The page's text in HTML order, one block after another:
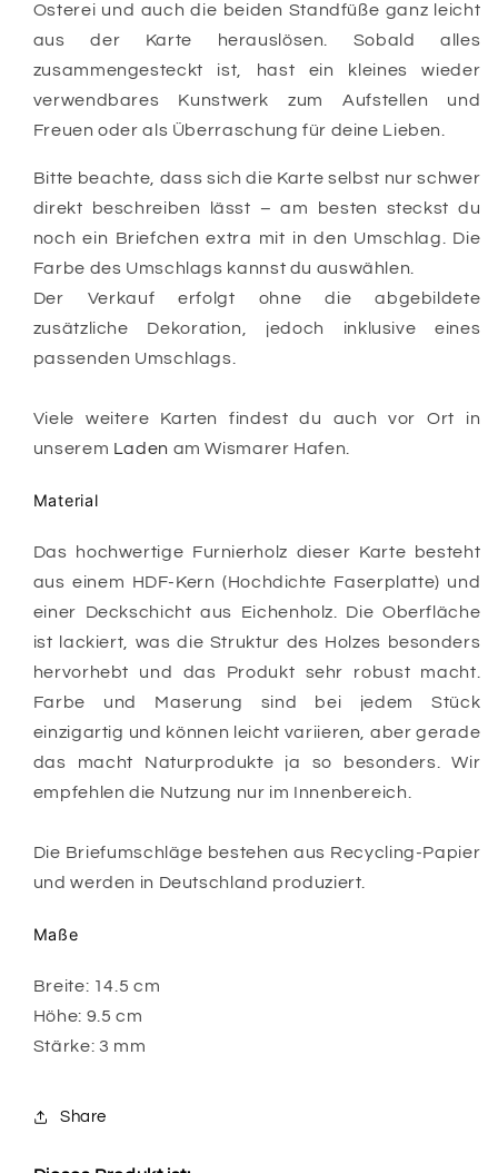
Osterei und auch die beiden Standfüße ganz leicht
aus der Karte herauslösen. Sobald alles
zusammengesteckt ist, hast ein kleines wieder
verwendbares Kunstwerk zum Aufstellen und
Freuen oder als Überraschung für deine Lieben.
Bitte beachte, dass sich die Karte selbst nur schwer
direkt beschreiben lässt – am besten steckst du
noch ein Briefchen extra mit in den Umschlag. Die
Farbe des Umschlags kannst du auswählen.
Der Verkauf erfolgt ohne die abgebildete
zusätzliche Dekoration, jedoch inklusive eines
passenden Umschlags.
Viele weitere Karten findest du auch vor Ort in
unserem Laden am Wismarer Hafen.
Material
Das hochwertige Furnierholz dieser Karte besteht
aus einem HDF-Kern (Hochdichte Faserplatte) und
einer Deckschicht aus Eichenholz. Die Oberfläche
ist lackiert, was die Struktur des Holzes besonders
hervorhebt und das Produkt sehr robust macht.
Farbe und Maserung sind bei jedem Stück
einzigartig und können leicht variieren, aber gerade
das macht Naturprodukte ja so besonders. Wir
empfehlen die Nutzung nur im Innenbereich.
Die Briefumschläge bestehen aus Recycling-Papier
und werden in Deutschland produziert.
Maße
Breite: 14.5 cm
Höhe: 9.5 cm
Stärke: 3 mm
Share